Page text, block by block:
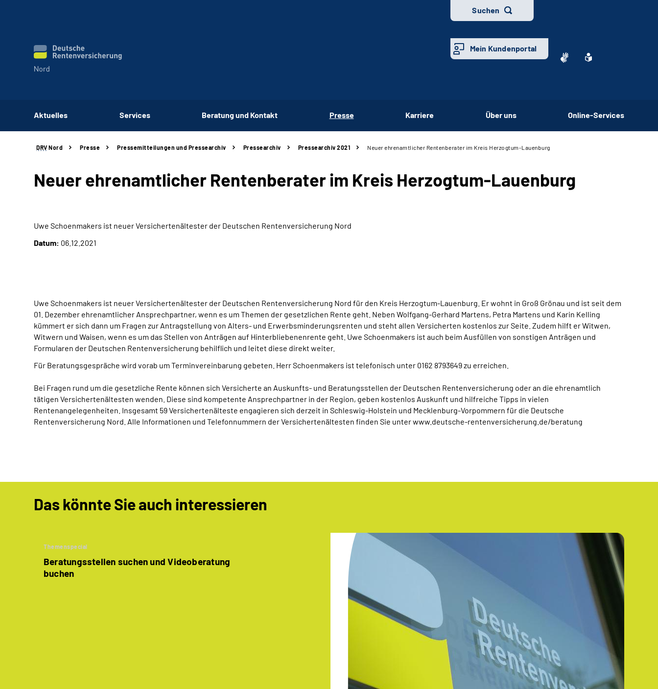
Suchen
Mein Kundenportal
Aktuelles Services Beratung und Kontakt Presse Karriere Über uns Online-Services
DRV Nord Presse Pressemitteilungen und Pressearchiv Pressearchiv Pressearchiv 2021 Neuer ehrenamtlicher Rentenberater im Kreis Herzogtum-Lauenburg
Neuer ehrenamtlicher Rentenberater im Kreis Herzogtum-Lauenburg
Uwe Schoenmakers ist neuer Versichertenältester der Deutschen Rentenversicherung Nord
Datum: 06.12.2021
Uwe Schoenmakers ist neuer Versichertenältester der Deutschen Rentenversicherung Nord für den Kreis Herzogtum-Lauenburg. Er wohnt in Groß Grönau und ist seit dem
01. Dezember ehrenamtlicher Ansprechpartner, wenn es um Themen der gesetzlichen Rente geht. Neben Wolfgang-Gerhard Martens, Petra Martens und Karin Kelling
kümmert er sich dann um Fragen zur Antragstellung von Alters- und Erwerbsminderungsrenten und steht allen Versicherten kostenlos zur Seite. Zudem hilft er Witwen,
Witwern und Waisen, wenn es um das Stellen von Anträgen auf Hinterbliebenenrente geht. Uwe Schoenmakers ist auch beim Ausfüllen von sonstigen Anträgen und
Formularen der Deutschen Rentenversicherung behilflich und leitet diese direkt weiter.
Für Beratungsgespräche wird vorab um Terminvereinbarung gebeten. Herr Schoenmakers ist telefonisch unter 0162 8793649 zu erreichen.
Bei Fragen rund um die gesetzliche Rente können sich Versicherte an Auskunfts- und Beratungsstellen der Deutschen Rentenversicherung oder an die ehrenamtlich
tätigen Versichertenältesten wenden. Diese sind kompetente Ansprechpartner in der Region, geben kostenlos Auskunft und hilfreiche Tipps in vielen
Rentenangelegenheiten. Insgesamt 59 Versichertenälteste engagieren sich derzeit in Schleswig-Holstein und Mecklenburg-Vorpommern für die Deutsche
Rentenversicherung Nord. Alle Informationen und Telefonnummern der Versichertenältesten finden Sie unter www.deutsche-rentenversicherung.de/beratung
Das könnte Sie auch interessieren
Themenspecial
Beratungsstellen suchen und Videoberatung
buchen